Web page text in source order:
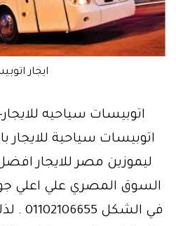
ايجار
اتوبيسات سياحية للايجار
ليموزين مصر للايجار
السوق المصري علي اعلي
في